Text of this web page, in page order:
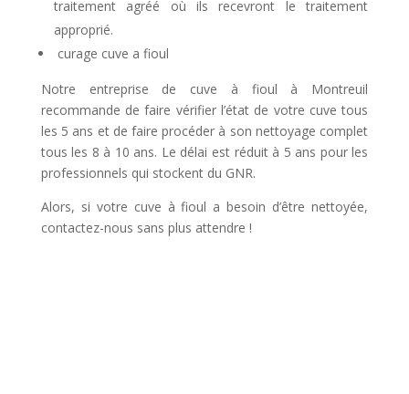
traitement agréé où ils recevront le traitement
approprié.
curage cuve a fioul
Notre entreprise de cuve à fioul à Montreuil
recommande de faire vérifier l’état de votre cuve tous
les 5 ans et de faire procéder à son nettoyage complet
tous les 8 à 10 ans. Le délai est réduit à 5 ans pour les
professionnels qui stockent du GNR.
Alors, si votre cuve à fioul a besoin d’être nettoyée,
contactez-nous sans plus attendre !